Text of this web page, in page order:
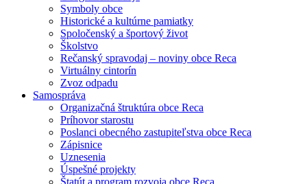
Symboly obce
Historické a kultúrne pamiatky
Spoločenský a športový život
Školstvo
Rečanský spravodaj – noviny obce Reca
Virtuálny cintorín
Zvoz odpadu
Samospráva
Organizačná štruktúra obce Reca
Príhovor starostu
Poslanci obecného zastupiteľstva obce Reca
Zápisnice
Uznesenia
Úspešné projekty
Štatút a program rozvoja obce Reca